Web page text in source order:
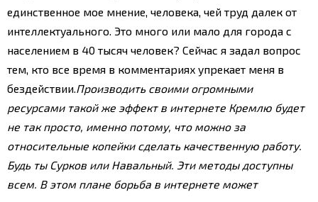
единственное мое мнение, человека, чей труд далек от
интеллектуального. Это много или мало для города с
населением в 40 тысяч человек? Сейчас я задал вопрос
тем, кто все время в комментариях упрекает меня в
бездействии. Производить своими огромными
ресурсами такой же эффект в интернете Кремлю будет
не так просто, именно потому, что можно за
относительные копейки сделать качественную работу.
Будь ты Сурков или Навальный. Эти методы доступны
всем. В этом плане борьба в интернете может